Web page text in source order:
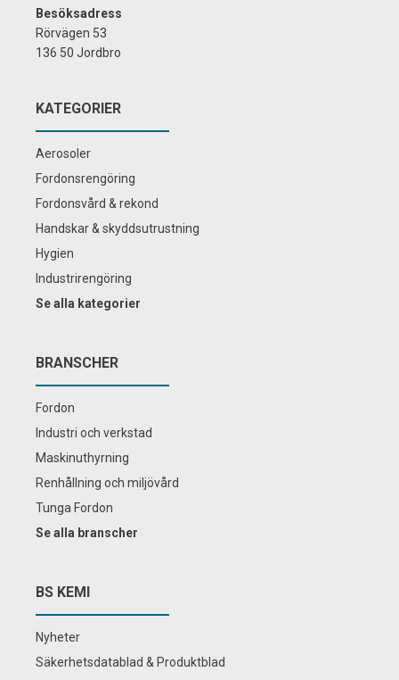
Besöksadress
Rörvägen 53
136 50 Jordbro
KATEGORIER
Aerosoler
Fordonsrengöring
Fordonsvård & rekond
Handskar & skyddsutrustning
Hygien
Industrirengöring
Se alla kategorier
BRANSCHER
Fordon
Industri och verkstad
Maskinuthyrning
Renhållning och miljövård
Tunga Fordon
Se alla branscher
BS KEMI
Nyheter
Säkerhetsdatablad & Produktblad